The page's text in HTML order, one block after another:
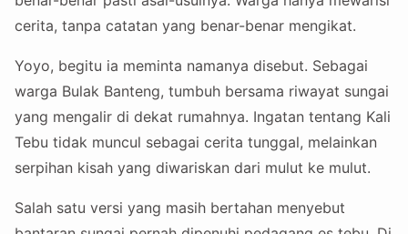
cerita, tanpa catatan yang benar-benar mengikat.
Yoyo, begitu ia meminta namanya disebut. Sebagai
warga Bulak Banteng, tumbuh bersama riwayat sungai
yang mengalir di dekat rumahnya. Ingatan tentang Kali
Tebu tidak muncul sebagai cerita tunggal, melainkan
serpihan kisah yang diwariskan dari mulut ke mulut.
Salah satu versi yang masih bertahan menyebut